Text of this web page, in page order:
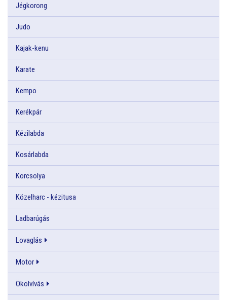
Jégkorong
Judo
Kajak-kenu
Karate
Kempo
Kerékpár
Kézilabda
Kosárlabda
Korcsolya
Közelharc - kézitusa
Ladbarúgás
Lovaglás
Motor
Ökölvívás